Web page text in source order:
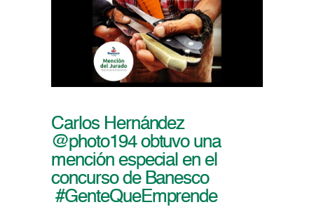
Carlos Hernández
@photo194 obtuvo una
mención especial en el
concurso de Banesco
#GenteQueEmprende